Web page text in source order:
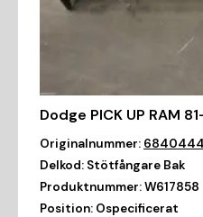
Dodge PICK UP RAM
Originalnummer:
Delkod: Stötfångare Bak
Produktnummer:W617858
Position: Ospecificerat